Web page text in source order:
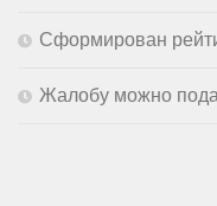
Сформирован
Жалобу можно